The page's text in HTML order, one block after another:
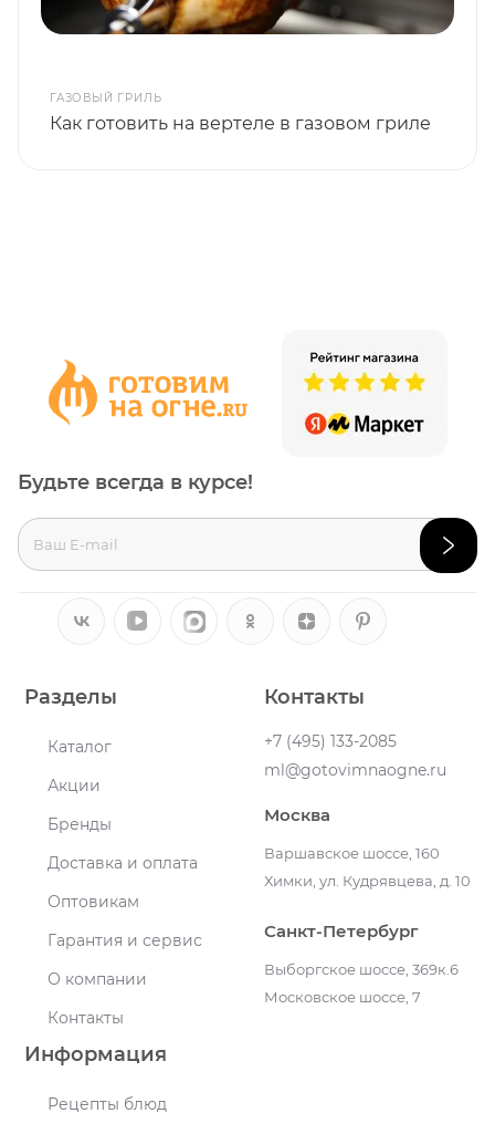
ГАЗОВЫЙ ГРИЛЬ
Как готовить на вертеле в газовом гриле
Разделы
Каталог
Акции
Бренды
Доставка и оплата
Оптовикам
Гарантия и сервис
О компании
Контакты
Информация
Рецепты блюд
Контакты
+7 (495) 133-2085
ml@gotovimnaogne.ru
Москва
Варшавское шоссе, 160
Химки, ул. Кудрявцева, д. 10
Санкт-Петербург
Выборгское шоссе, 369к.6
Московское шоссе, 7
Будьте всегда в курсе!